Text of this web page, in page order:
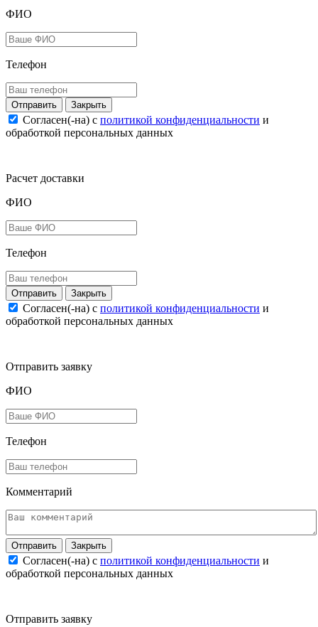
ФИО
Телефон
Закрыть
Согласен(-на) c политикой конфиденциальности и
обработкой персональных данных
Расчет доставки
ФИО
Телефон
Закрыть
Согласен(-на) c политикой конфиденциальности и
обработкой персональных данных
Отправить заявку
ФИО
Телефон
Комментарий
Закрыть
Согласен(-на) c политикой конфиденциальности и
обработкой персональных данных
Отправить заявку